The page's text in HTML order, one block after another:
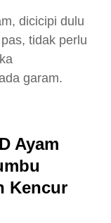
dicicipi dulu
tidak perlu
garam.
Ayam
Kencur